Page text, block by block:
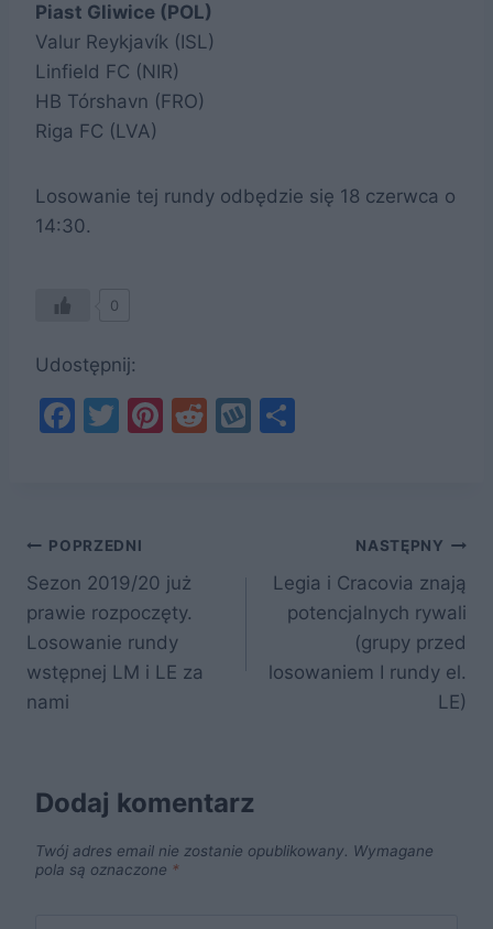
Piast Gliwice (POL)
Valur Reykjavík (ISL)
Linfield FC (NIR)
HB Tórshavn (FRO)
Riga FC (LVA)
Losowanie tej rundy odbędzie się 18 czerwca o
14:30.
0
Udostępnij:
F
b
o
o
k
T
Pi
R
W
Nawigacja
wpisu
POPRZEDNI
Sezon 2019/20 już
prawie rozpoczęty.
Losowanie rundy
wstępnej LM i LE za
nami
NASTĘPNY
Legia i Cracovia znają
potencjalnych rywali
(grupy przed
losowaniem I rundy el.
LE)
Dodaj komentarz
Twój adres email nie zostanie opublikowany. Wymagane
pola są oznaczone *